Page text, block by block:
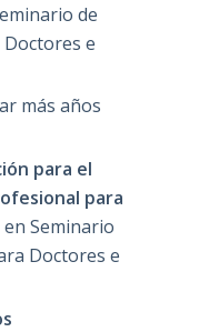
de
e
más años
para el
para
en Seminario
Doctores e